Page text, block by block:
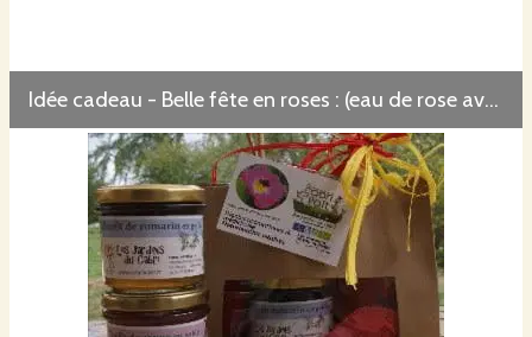
Idée cadeau - Belle fête en roses : (eau de rose avec spray - huile florale à la rose)